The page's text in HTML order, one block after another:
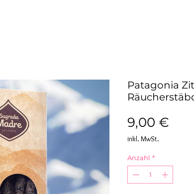
Patagonia
9,00 €
inkl. MwSt.
Anzahl *